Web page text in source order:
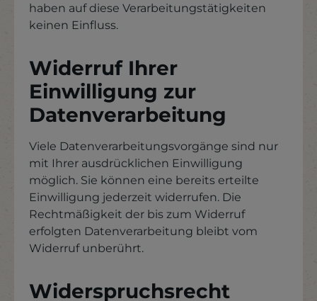
haben auf diese Verarbeitungstätigkeiten
keinen Einfluss.
Widerruf Ihrer
Einwilligung zur
Datenverarbeitung
Viele Datenverarbeitungsvorgänge sind nur
mit Ihrer ausdrücklichen Einwilligung
möglich. Sie können eine bereits erteilte
Einwilligung jederzeit widerrufen. Die
Rechtmäßigkeit der bis zum Widerruf
erfolgten Datenverarbeitung bleibt vom
Widerruf unberührt.
Widerspruchsrecht